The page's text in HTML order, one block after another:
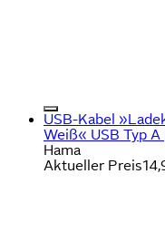
USB-Kabel
Weiß« USB Typ A
Hama
Aktueller Preis